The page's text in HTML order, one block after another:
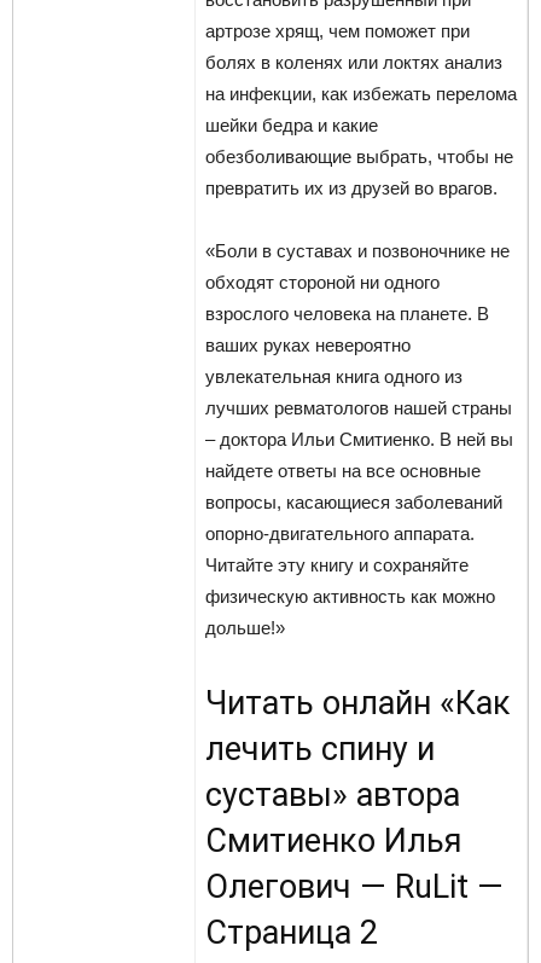
артрозе хрящ, чем поможет при
болях в коленях или локтях анализ
на инфекции, как избежать перелома
шейки бедра и какие
обезболивающие выбрать, чтобы не
превратить их из друзей во врагов.
«Боли в суставах и позвоночнике не
обходят стороной ни одного
взрослого человека на планете. В
ваших руках невероятно
увлекательная книга одного из
лучших ревматологов нашей страны
– доктора Ильи Смитиенко. В ней вы
найдете ответы на все основные
вопросы, касающиеся заболеваний
опорно-двигательного аппарата.
Читайте эту книгу и сохраняйте
физическую активность как можно
дольше!»
Читать онлайн «Как
лечить спину и
суставы» автора
Смитиенко Илья
Олегович — RuLit —
Страница 2